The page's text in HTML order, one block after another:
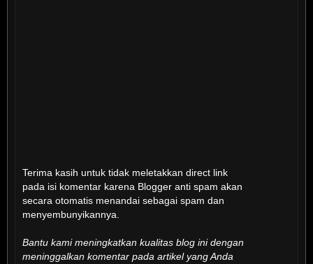
Terima kasih untuk tidak meletakkan direct link
pada isi komentar karena Blogger anti spam akan
secara otomatis menandai sebagai spam dan
menyembunyikannya.
Bantu kami meningkatkan kualitas blog ini dengan
meninggalkan komentar pada artikel yang Anda